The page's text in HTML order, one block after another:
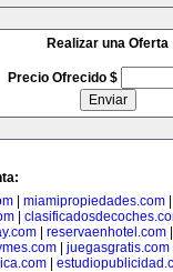
Realizar una Oferta
Precio Ofrecido $
miamipropiedades.com
reservaenhotel.com
juegasgratis.com
|